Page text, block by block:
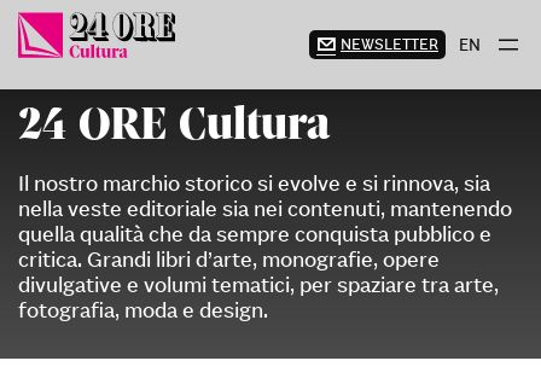
Vai
contenuto
NEWSLETTER EN
24 ORE Cultura
Il nostro marchio storico si evolve e si rinnova, sia
nella veste editoriale sia nei contenuti, mantenendo
quella qualità che da sempre conquista pubblico e
critica. Grandi libri d’arte, monografie, opere
divulgative e volumi tematici, per spaziare tra arte,
fotografia, moda e design.